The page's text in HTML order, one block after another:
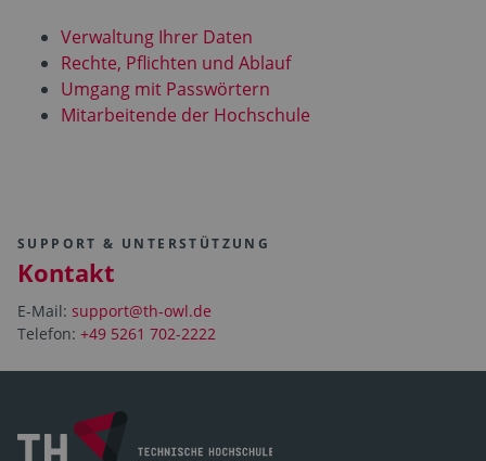
Verwaltung Ihrer Daten
Rechte, Pflichten und Ablauf
Umgang mit Passwörtern
Mitarbeitende der Hochschule
SUPPORT & UNTERSTÜTZUNG
Kontakt
E-Mail: support@th-owl.de
Telefon: +49 5261 702-2222